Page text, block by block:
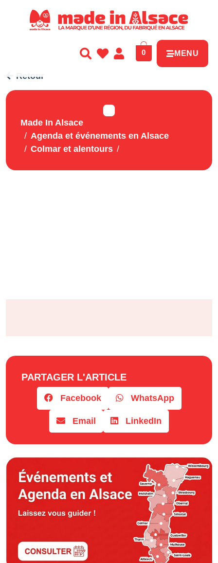
0 MENU
Retour
Made In Alsace
Agenda et événements en Alsace
Colmar et alentours
PARTAGER L'ARTICLE
Facebook WhatsApp
Email LinkedIn